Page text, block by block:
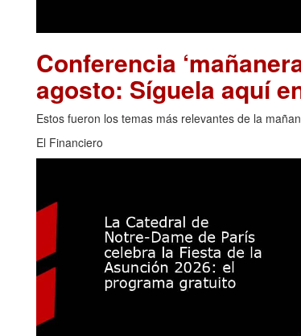
Conferencia
agosto: Síguela aquí
Estos fueron los temas más relevantes de la
El Financiero